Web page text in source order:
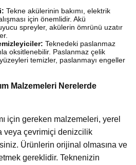
Tekne akülerinin bakımı, elektrik
için önemlidir. Akü
spreyler, akülerin ömrünü uzatır
Teknedeki paslanmaz
oksitlenebilir. Paslanmaz çelik
temizler, paslanmayı engeller
Malzemeleri Nerelerde
için gereken malzemeleri, yerel
veya çevrimiçi denizcilik
Ürünlerin orijinal olmasına ve
gereklidir. Teknenizin